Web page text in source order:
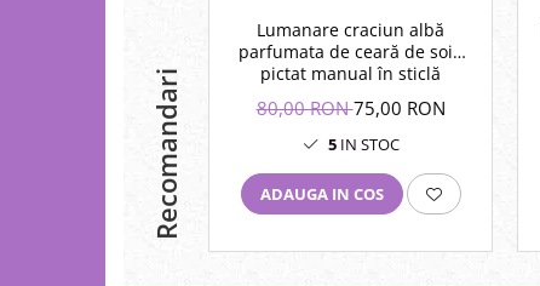
Recomandari
Lumanare craciun albă
parfumata de ceară de soia
pictat manual în sticlă
80,00 RON75,00 RON
5IN STOC
ADAUGA IN COS